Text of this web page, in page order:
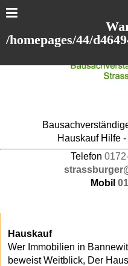
/homepages/44/
Hauskauf Hilfe
Telefon
Mobil
Hauskauf
Wer Immobilien in
beweist Weitblick, Der